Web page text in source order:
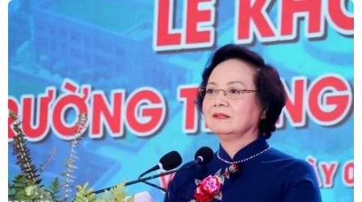
06/08/2026 23:00
Mưa lớn gây ngập lụt, chia cắt nhiều
khu vực ở Nghệ An
06/08/2026 13:06